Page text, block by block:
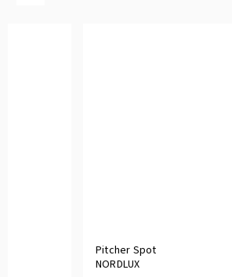
Pitcher Spot
NORDLUX